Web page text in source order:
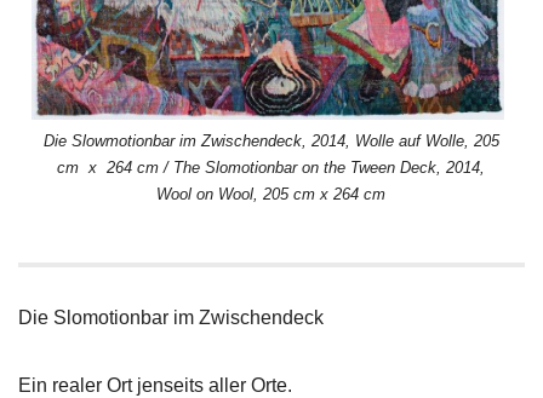
Die Slowmotionbar im Zwischendeck, 2014, Wolle auf Wolle, 205
cm x 264 cm / The Slomotionbar on the Tween Deck, 2014,
Wool on Wool, 205 cm x 264 cm
Die Slomotionbar im Zwischendeck
Ein realer Ort jenseits aller Orte.